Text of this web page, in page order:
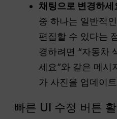
채팅으로 변경하세
중 하나는 일반적
편집할 수 있다는
경하려면 “자동차
세요”와 같은 메시
가 사진을 업데이
빠른 UI 수정 버튼